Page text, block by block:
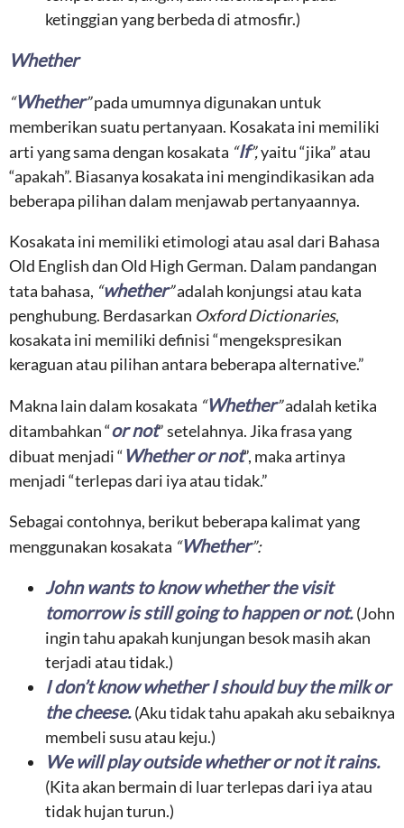
ketinggian yang berbeda di atmosfir.)
Whether
“Whether”pada umumnya digunakan untuk
memberikan suatu pertanyaan. Kosakata ini memiliki
arti yang sama dengan kosakata “If”,yaitu “jika” atau
“apakah”. Biasanya kosakata ini mengindikasikan ada
beberapa pilihan dalam menjawab pertanyaannya.
Kosakata ini memiliki etimologi atau asal dari Bahasa
Old English dan Old High German. Dalam pandangan
tata bahasa, “whether”adalah konjungsi atau kata
penghubung. Berdasarkan Oxford Dictionaries,
kosakata ini memiliki definisi “mengekspresikan
keraguan atau pilihan antara beberapa alternative.”
Makna lain dalam kosakata “Whether”adalah ketika
ditambahkan “or not” setelahnya. Jika frasa yang
dibuat menjadi “Whether or not”, maka artinya
menjadi “terlepas dari iya atau tidak.”
Sebagai contohnya, berikut beberapa kalimat yang
menggunakan kosakata “Whether”:
John wants to know whether the visit
tomorrow is still going to happen or not.(John
ingin tahu apakah kunjungan besok masih akan
terjadi atau tidak.)
I don’t know whether I should buy the milk or
the cheese. (Aku tidak tahu apakah aku sebaiknya
membeli susu atau keju.)
We will play outside whether or not it rains.
(Kita akan bermain di luar terlepas dari iya atau
tidak hujan turun.)